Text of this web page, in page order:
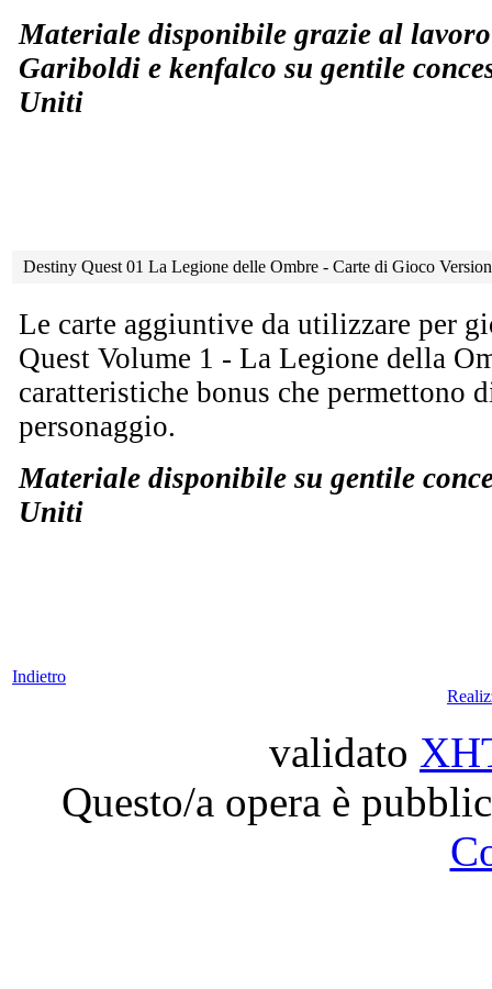
Materiale disponibile grazie al
Gariboldi e kenfalco su gentile
Uniti
Destiny Quest 01 La Legione delle Ombre - Carte di Gioco
Le carte aggiuntive da utilizzare per
Quest Volume 1 - La Legione della
caratteristiche bonus che permettono
personaggio.
Materiale disponibile su gentile
Uniti
Indietro
validato
Questo/a opera è